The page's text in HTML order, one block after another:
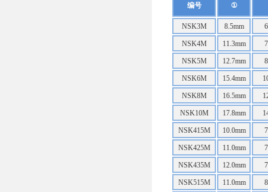
编号 ①
NSK3M 8.5mm
NSK4M 11.3mm
NSK5M 12.7mm
NSK6M 15.4mm
NSK8M 16.5mm
NSK10M 17.8mm
NSK415M 10.0mm
NSK425M 11.0mm
NSK435M 12.0mm
NSK515M 11.0mm